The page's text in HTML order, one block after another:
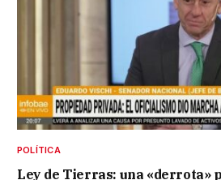
POLÍTICA
Ley de Tierras: una «derrota»